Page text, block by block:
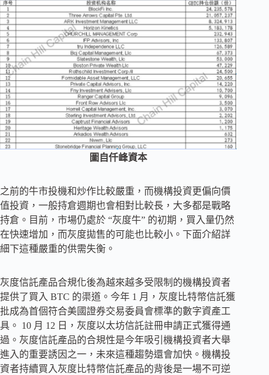
圖自仟峰資本
之前的牛市投機和炒作比較嚴重，而機構投資更偏向價
值投資，一般持倉週期也會相對比較長，大多都是戰略
持倉。目前，市場仍處於 “灰度牛” 的初期，買入量仍然
在快速增加，而灰度拋售的可能也比較小。下面介紹詳
細下這種嚴重的供需失衡。
灰度信託產品合規化後為越來越多受限制的機構投資者
提供了買入 BTC 的渠道。今年 1 月，灰度比特幣信託獲
批成為首個符合美國證券交易委員會標準的數字資產工
具。 10 月 12 日，灰度以太坊信託註冊申請正式獲得通
過。灰度信託產品的合規性是今年吸引機構投資者大舉
進入的重要誘因之一，未來這種趨勢還會加快。機構投
資者持續買入灰度比特幣信託產品的背後是一場不可逆